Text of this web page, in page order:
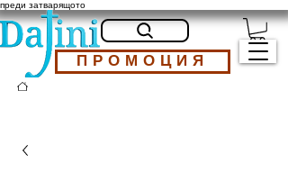
преди затварящото
ПРОМОЦИЯ